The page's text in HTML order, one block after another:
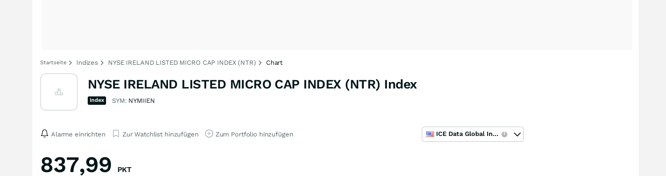
Startseite Indizes NYSE IRELAND LISTED MICRO CAP INDEX (NTR) Chart
NYSE IRELAND LISTED MICRO CAP INDEX (NTR) Index
Index SYM: NYMIIEN
Alarme einrichten Zur Watchlist hinzufügen Zum Portfolio hinzufügen ICE Data Global Index
837,99 PKT